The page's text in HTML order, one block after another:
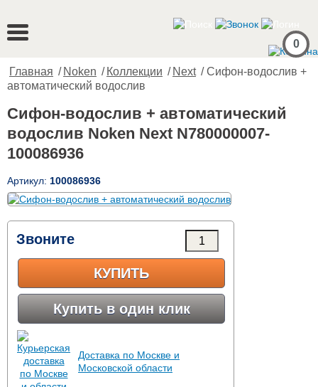
0
Главная / Noken / Коллекции / Next / Сифон-водослив +
автоматический водослив
Сифон-водослив + автоматический
водослив Noken Next N780000007-
100086936
Артикул: 100086936
Звоните
КУПИТЬ
Купить в один клик
Доставка по Москве и
Московской области